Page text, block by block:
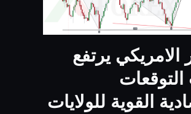
الامريكي يرتفع
القوية للولايات